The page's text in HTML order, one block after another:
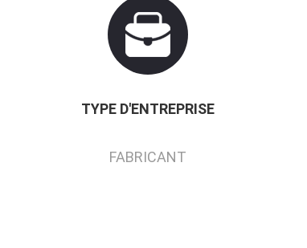
TYPE D'ENTREPRISE
FABRICANT